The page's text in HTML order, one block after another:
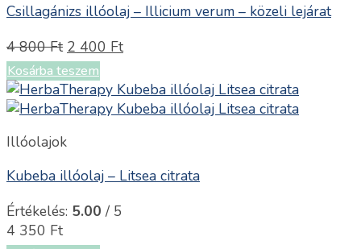
Csillagánizs illóolaj – Illicium verum – közeli lejárat
4 800Ft 2 400 Ft
Kosárba teszem
Illóolajok
Kubeba illóolaj – Litsea citrata
Értékelés: 5.00 / 5
4 350 Ft